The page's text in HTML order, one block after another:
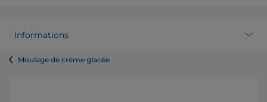
Informations
Moulage de crème glacée